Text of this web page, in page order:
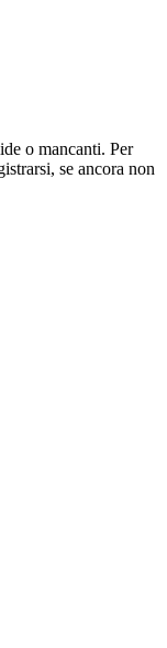
o mancanti. Per
se an­co­ra non